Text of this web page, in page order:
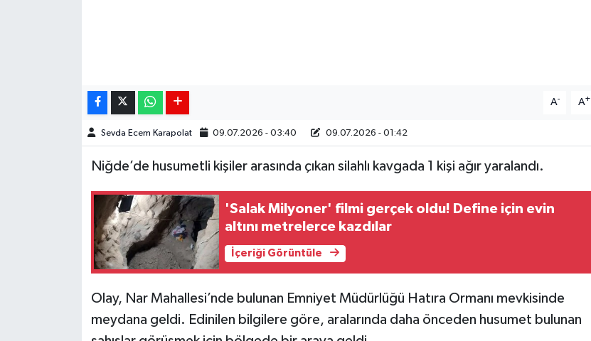
A- A+
Sevda Ecem Karapolat 09.07.2026 - 03:40 09.07.2026 - 01:42
Niğde’de husumetli kişiler arasında çıkan silahlı kavgada 1 kişi ağır yaralandı.
'Salak Milyoner' filmi gerçek oldu! Define için evin
altını metrelerce kazdılar
İçeriği Görüntüle
Olay, Nar Mahallesi’nde bulunan Emniyet Müdürlüğü Hatıra Ormanı mevkisinde
meydana geldi. Edinilen bilgilere göre, aralarında daha önceden husumet bulunan